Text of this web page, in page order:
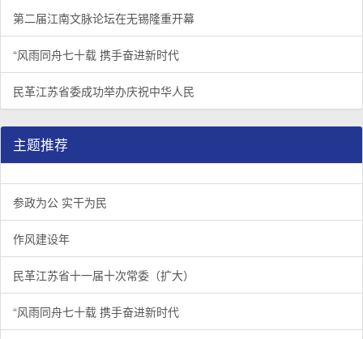
第二届江南文脉论坛在无锡隆重开幕
“风雨同舟七十载 携手奋进新时代
民革江苏省委成功举办庆祝中华人民
主题推荐
参政为公 实干为民
作风建设年
民革江苏省十一届十次常委（扩大）
“风雨同舟七十载 携手奋进新时代